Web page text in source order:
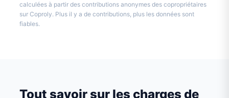
calculées à partir des contributions anonymes des copropriétaires
sur Coproly. Plus il y a de contributions, plus les données sont
fiables.
Tout savoir sur les charges de